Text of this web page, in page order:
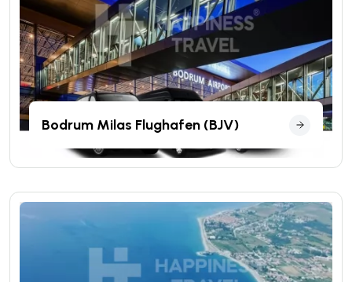
Bodrum Milas Flughafen (BJV)